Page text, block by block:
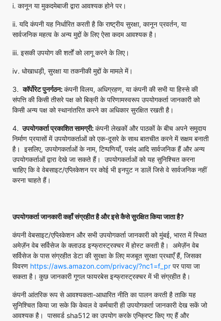
i. कानून या मुकदमेबाजी द्वारा आवश्यक होने पर।
ii. यदि कंपनी यह निर्धारित करती है कि राष्ट्रीय सुरक्षा, कानून प्रवर्तन, या
सार्वजनिक महत्व के अन्य मुद्दों के लिए ऐसा कदम आवश्यक है।
iii. इसकी उपयोग की शर्तों को लागू करने के लिए।
iv. धोखाधड़ी, सुरक्षा या तकनीकी मुद्दों के मामले में।
3.कॉर्पोरेट पुनर्गठन:कंपनी विलय, अधिग्रहण, या कंपनी की सभी या हिस्से की
संपत्ति की किसी तीसरे पक्ष को बिक्री के परिणामस्वरूप उपयोगकर्ता जानकारी को
किसी अन्य पक्ष को स्थानांतरित करने का अधिकार सुरक्षित रखती है।
4. उपयोगकर्ता प्रकाशित सामग्री:कंपनी लेखकों और पाठकों के बीच अपने समुदाय
निर्माण प्रयासों में उपयोगकर्ताओं को एक-दूसरे के साथ बातचीत करने में सक्षम बनाती
है। इसलिए, उपयोगकर्ताओं के नाम, टिप्पणियाँ, पसंद आदि सार्वजनिक हैं और अन्य
उपयोगकर्ताओं द्वारा देखे जा सकते हैं। उपयोगकर्ताओं को यह सुनिश्चित करना
चाहिए कि वे वेबसाइट/एप्लिकेशन पर कोई भी इनपुट न डालें जिसे वे सार्वजनिक नहीं
करना चाहते हैं।
उपयोगकर्ता जानकारी कहाँ संग्रहीत है और इसे कैसे सुरक्षित किया जाता है?
कंपनी वेबसाइट/एप्लिकेशन और सभी उपयोगकर्ता जानकारी को मुंबई, भारत में स्थित
अमेज़ॅन वेब सर्विसेज के क्लाउड इन्फ्रास्ट्रक्चर में होस्ट करती है। अमेज़ॅन वेब
सर्विसेज के पास संग्रहीत डेटा की सुरक्षा के लिए मजबूत सुरक्षा प्रथाएँ हैं, जिसका
विवरण https://aws.amazon.com/privacy/?nc1=f_pr पर पाया जा
सकता है। कुछ जानकारी गूगल फायरबेस इन्फ्रास्ट्रक्चर में भी संग्रहीत है।
कंपनी आंतरिक रूप से आवश्यकता-आधारित नीति का पालन करती है ताकि यह
सुनिश्चित किया जा सके कि केवल वे कर्मचारी ही उपयोगकर्ता जानकारी देख सकें जो
आवश्यक है। पासवर्ड sha512 का उपयोग करके एन्क्रिप्ट किए गए हैं और